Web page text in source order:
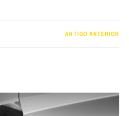
ARTIGO ANTERIOR